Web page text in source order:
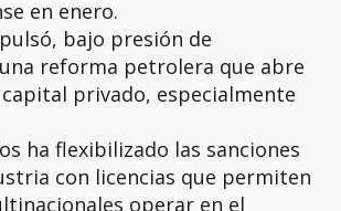
en enero.
bajo presión de
reforma petrolera que abre
privado, especialmente
ha flexibilizado las sanciones
con licencias que permiten
operar en el